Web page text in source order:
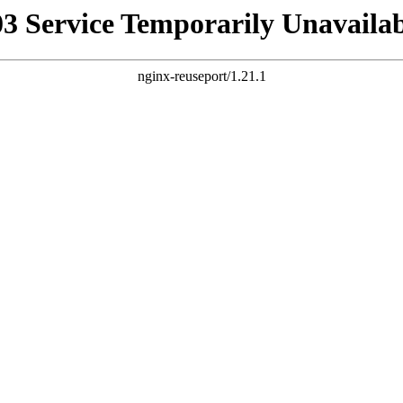
Service Temporarily
nginx-reuseport/1.21.1